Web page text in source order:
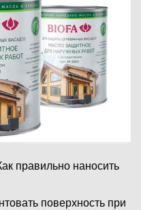
правильно наносить
поверхность при